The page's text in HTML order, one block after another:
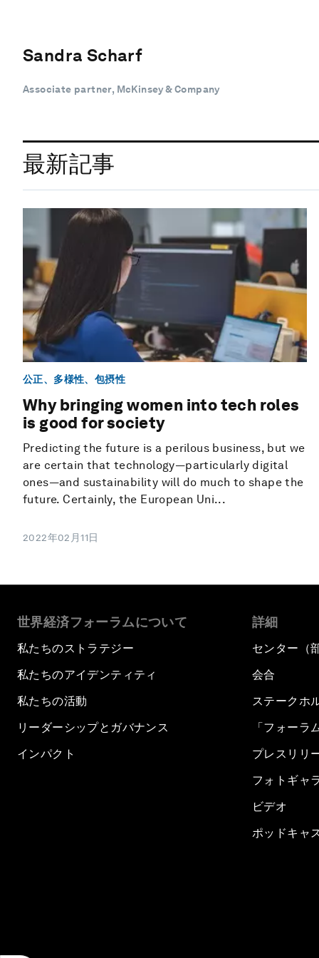
Sandra Scharf
Associate partner, McKinsey & Company
最新記事
公正、多様性、包摂性
Why bringing women into tech roles
is good for society
Predicting the future is a perilous business, but we
are certain that technology—particularly digital
ones—and sustainability will do much to shape the
future. Certainly, the European Uni...
2022年02月11日
世界経済フォーラムについて
私たちのストラテジー
私たちのアイデンティティ
私たちの活動
リーダーシップとガバナンス
インパクト
詳細
センター（
会合
ステークホ
「フォーラ
プレスリリ
フォトギャ
ビデオ
ポッドキャ